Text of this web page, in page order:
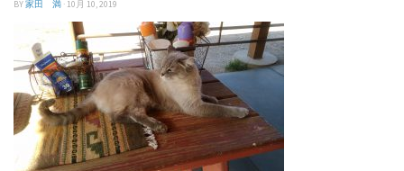
BY家田 満 · 10月 10, 2019